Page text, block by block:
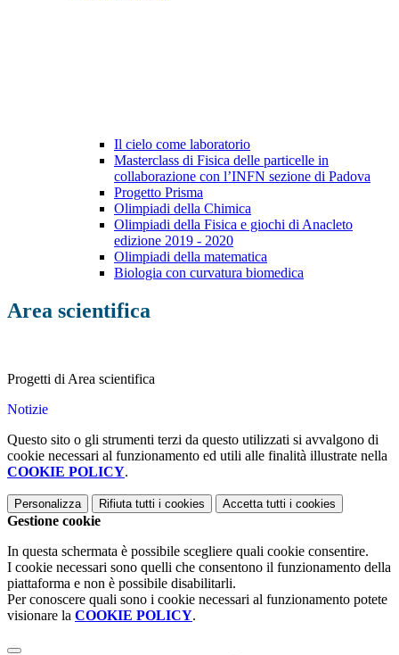
Il cielo come laboratorio
Masterclass di Fisica delle particelle in
collaborazione con l’INFN sezione di Padova
Progetto Prisma
Olimpiadi della Chimica
Olimpiadi della Fisica e giochi di Anacleto
edizione 2019 - 2020
Olimpiadi della matematica
Biologia con curvatura biomedica
Area scientifica
Progetti di Area scientifica
Notizie
Questo sito o gli strumenti terzi da questo utilizzati si avvalgono di
cookie necessari al funzionamento ed utili alle finalità illustrate nella
COOKIE POLICY.
Personalizza Rifiuta tutti i cookies Accetta tutti i cookies
Gestione cookie
In questa schermata è possibile scegliere quali cookie consentire.
I cookie necessari sono quelli che consentono il funzionamento della
piattaforma e non è possibile disabilitarli.
Per conoscere quali sono i cookie necessari al funzionamento potete
visionare la COOKIE POLICY.